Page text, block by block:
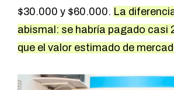
$30.000 y $60.000. La
abismal: se habría pagado casi
que el valor estimado de